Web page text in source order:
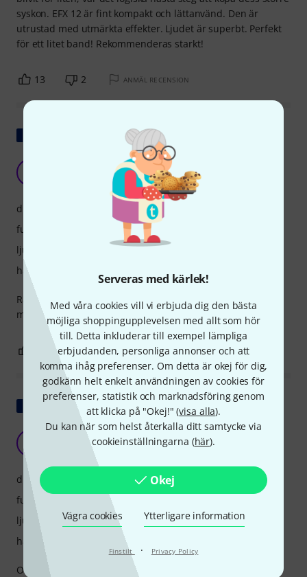
Serveras med kärlek!
Med våra cookies vill vi erbjuda dig den bästa
möjliga shoppingupplevelsen med allt som hör
till. Detta inkluderar till exempel lämpliga
erbjudanden, personliga annonser och att
komma ihåg preferenser. Om detta är okej för dig,
godkänn helt enkelt användningen av cookies för
preferenser, statistik och marknadsföring genom
att klicka på "Okej!" (visa alla).
Du kan när som helst återkalla ditt samtycke via
cookieinställningarna (här).
Okej
Vägra cookies Ytterligare information
Finstilt · Privacy Policy
syskon. EFX 12 är fint kompakt och lättanvänd. Den är
utrustad med utmärkta effekter. Ljudet är superbt. Perfekt
för ett litet band! Rekommenderas starkt!
13 2 ANMÄL RECENSION
genz 14.12.2022
Rattarna är både fasta och mjuka; en utmärkt mixer med
mycket bra ljud.
drift
funktioner
ljud
hantverkskvalitet
0 ANMÄL RECENSION
Visa original
Varumärket överträffar sig själv!
Christian998 04.06.2024
Oklanderlig ljudkvalitet! Så många funktioner i en kompakt
drift
funktioner
ljud
hantverkskvalitet